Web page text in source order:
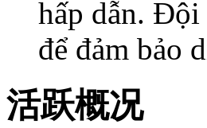
hấp dẫn.
để đảm bảo
活跃概况